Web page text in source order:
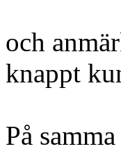
och
knappt
På